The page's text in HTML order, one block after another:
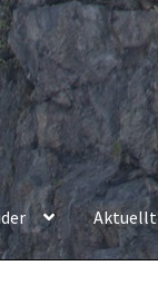
Aktuellt